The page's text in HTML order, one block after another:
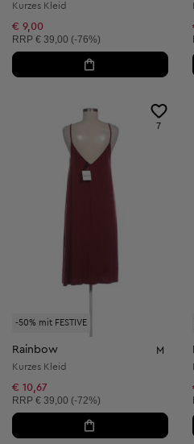
Kurzes Kleid
€ 9,00
Unverbindliche Preisempfehlung:
RRP € 39,00 (-76%)
-50% mit FESTIVE
7
Rainbow M
Kurzes Kleid
€ 10,67
Unverbindliche Preisempfehlung:
RRP € 39,00 (-72%)